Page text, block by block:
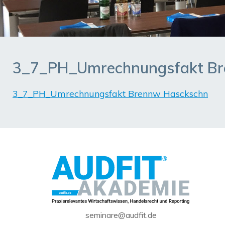
3_7_PH_Umrechnungsfakt
3_7_PH_Umrechnungsfakt Brennw Hasckschn
seminare@audfit.de